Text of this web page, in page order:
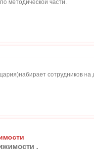
методической части.
сотрудников на
.